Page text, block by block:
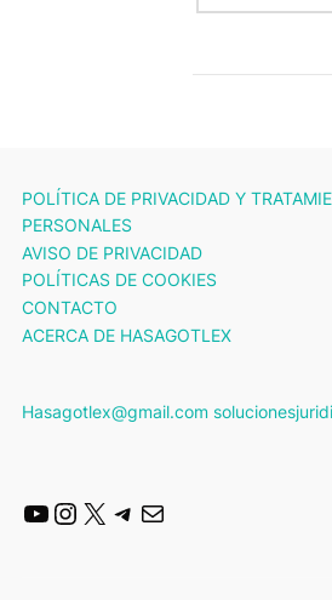
POLÍTICA DE PRIVACIDAD Y
PERSONALES
AVISO DE PRIVACIDAD
POLÍTICAS DE COOKIES
CONTACTO
ACERCA DE HASAGOTLEX
Hasagotlex@gmail.com
YouTube
Instagram
X Telegram
Mail